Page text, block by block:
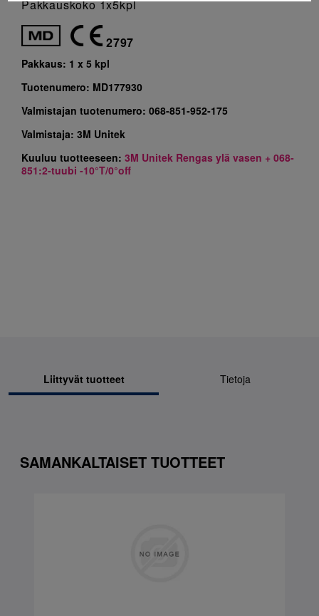
Pakkauskoko 1x5kpl
2797
Pakkaus: 1 x 5 kpl
Tuotenumero: MD177930
Valmistajan tuotenumero: 068-851-952-175
Valmistaja: 3M Unitek
Kuuluu tuotteeseen: 3M Unitek Rengas ylä vasen + 068-
851:2-tuubi -10°T/0°off
Liittyvät tuotteet Tietoja
SAMANKALTAISET TUOTTEET